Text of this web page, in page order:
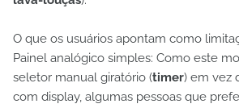
O que os usuários apontam como
Painel analógico simples: Como este
seletor manual giratório (timer) em vez
com display, algumas pessoas que